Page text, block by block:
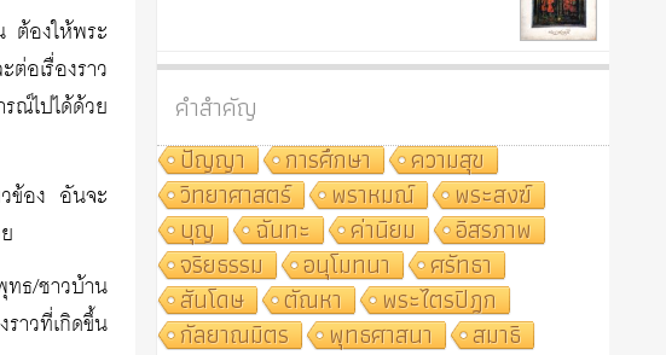
ต้องให้พระ
อเรื่องราว
ณ์ไปได้ด้วย
ข้อง อันจะ
ธ/ชาวบ้าน
าวที่เกิดขึ้น
คำสำคัญ
ปัญญา
การศึกษา
ความสุข
วิทยาศาสตร์
พราหมณ์
พระสงฆ์
บุญ
ฉันทะ ค่านิยม
อิสรภาพ
จริยธรรม
อนุโมทนา
ศรัทธา
สันโดษ
ตัณหา
พระไตรปิฎก
กัลยาณมิตร
พุทธศาสนา
สมาธิ